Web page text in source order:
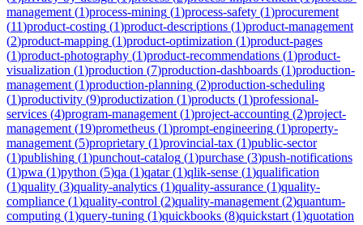
management (1)process-mining (1)process-safety (1)procurement
(11)product-costing (1)product-descriptions (1)product-management
(2)product-mapping (1)product-optimization (1)product-pages
(1)product-photography (1)product-recommendations (1)product-
visualization (1)production (7)production-dashboards (1)production-
management (1)production-planning (2)production-scheduling
(1)productivity (9)productization (1)products (1)professional-
services (4)program-management (1)project-accounting (2)project-
management (19)prometheus (1)prompt-engineering (1)property-
management (5)proprietary (1)provincial-tax (1)public-sector
(1)publishing (1)punchout-catalog (1)purchase (3)push-notifications
(1)pwa (1)python (5)qa (1)qatar(1)qlik-sense (1)qualification
(1)quality (3)quality-analytics (1)quality-assurance (1)quality-
compliance (1)quality-control (2)quality-management (2)quantum-
computing (1)query-tuning (1)quickbooks (8)quickstart (1)quotation